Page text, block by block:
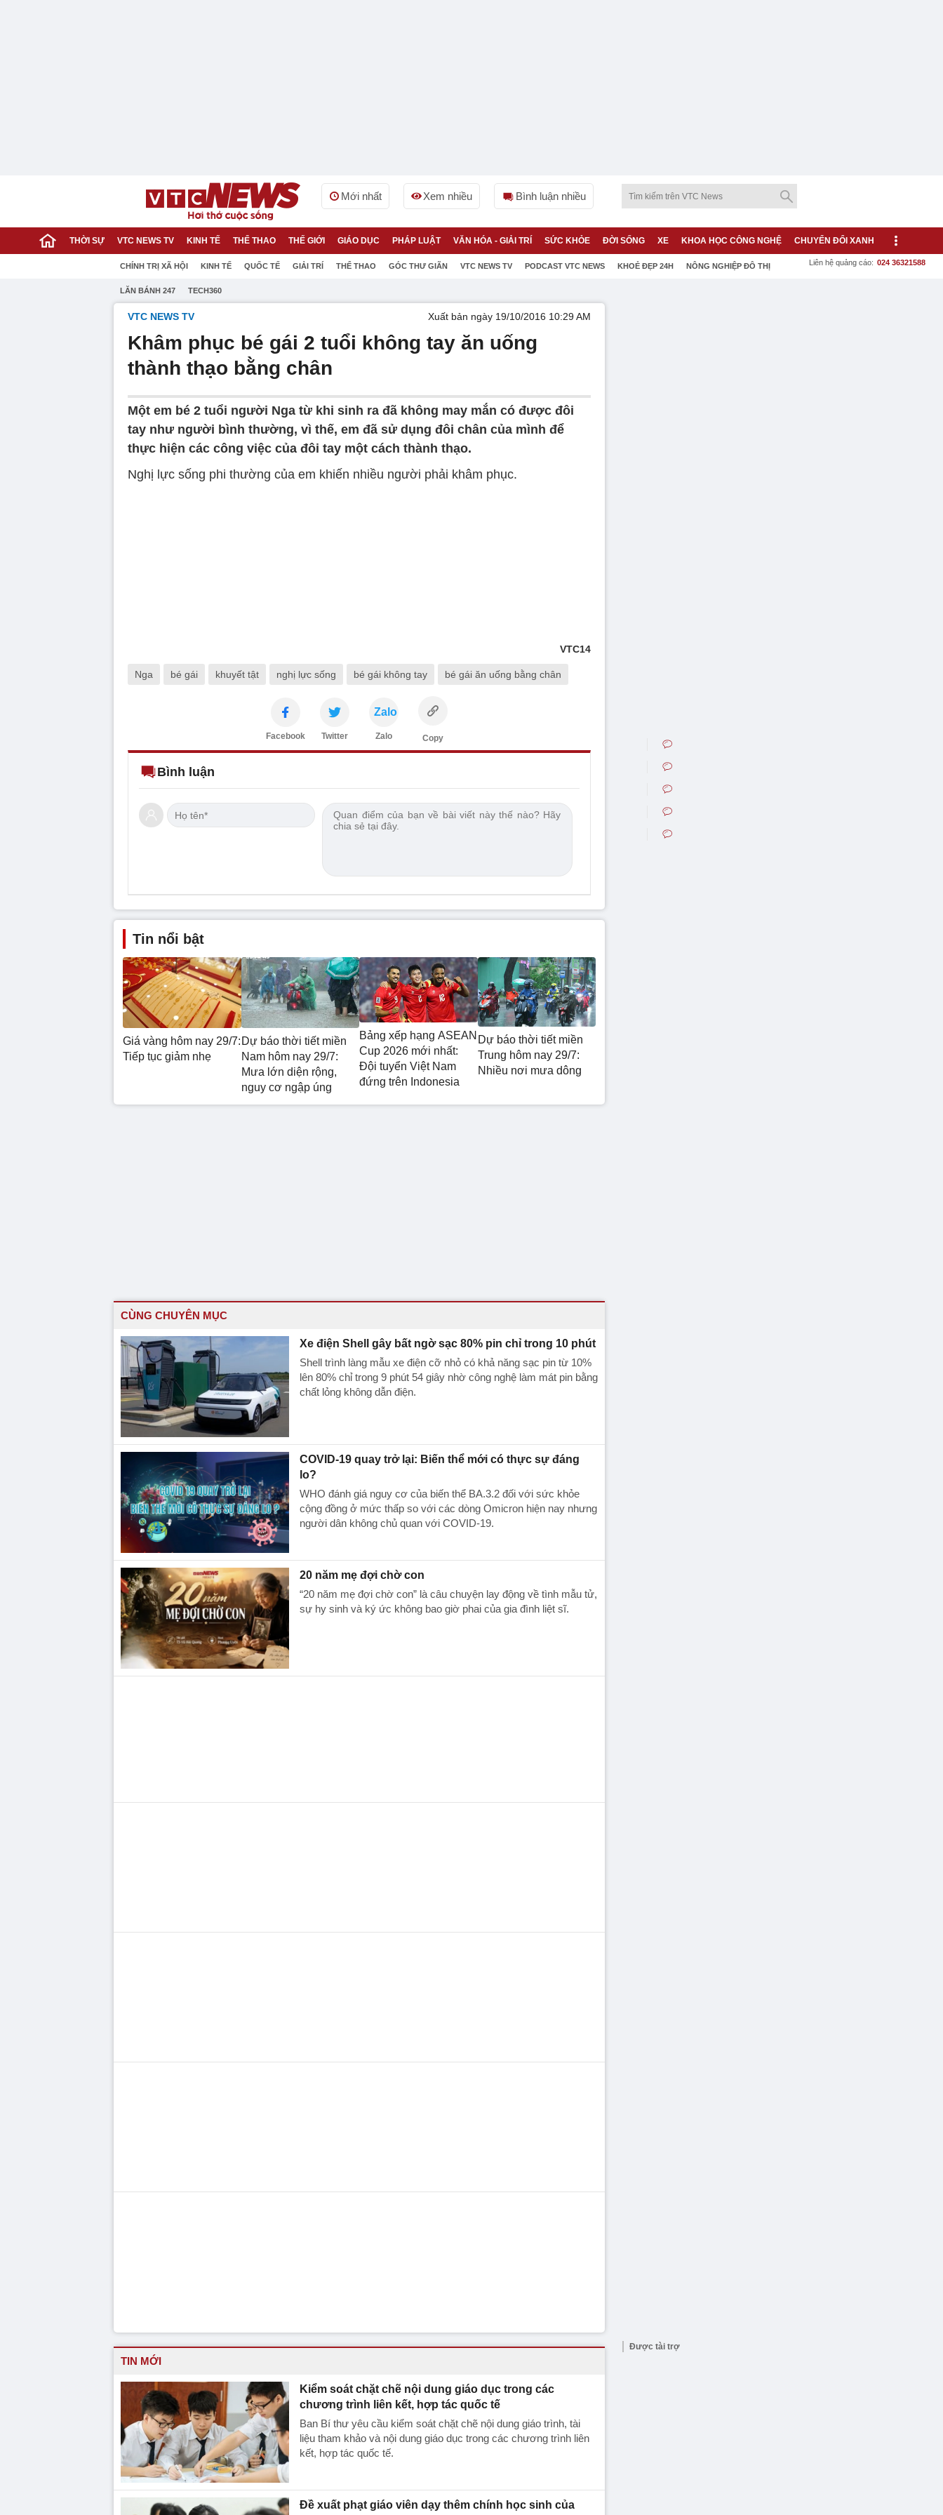
Mới nhất Xem nhiều Bình luận nhiều
THỜI SỰ VTC NEWS TV KINH TẾ THỂ THAO THẾ GIỚI GIÁO DỤC PHÁP LUẬT VĂN HÓA - GIẢI TRÍ SỨC KHỎE ĐỜI SỐNG XE KHOA HỌC CÔNG NGHỆ CHUYỂN ĐỔI XANH
CHÍNH TRỊ XÃ HỘI KINH TẾ QUỐC TẾ GIẢI TRÍ THỂ THAO GÓC THƯ GIÃN VTC NEWS TV PODCAST VTC NEWS KHOẺ ĐẸP 24H NÔNG NGHIỆP ĐÔ THỊ
LĂN BÁNH 247 TECH360
Liên hệ quảng cáo: 024 36321588
VTC NEWS TV Xuất bản ngày 19/10/2016 10:29 AM
Khâm phục bé gái 2 tuổi không tay ăn uống
thành thạo bằng chân
Một em bé 2 tuổi người Nga từ khi sinh ra đã không may mắn có được đôi
tay như người bình thường, vì thế, em đã sử dụng đôi chân của mình để
thực hiện các công việc của đôi tay một cách thành thạo.
Nghị lực sống phi thường của em khiến nhiều người phải khâm phục.
VTC14
Nga bé gái khuyết tật nghị lực sống bé gái không tay bé gái ăn uống bằng chân
Facebook Twitter
Zalo
Zalo Copy
Bình luận
Tin nổi bật
Giá vàng hôm nay 29/7:
Tiếp tục giảm nhẹ
Dự báo thời tiết miền
Nam hôm nay 29/7:
Mưa lớn diện rộng,
nguy cơ ngập úng
Bảng xếp hạng ASEAN
Cup 2026 mới nhất:
Đội tuyển Việt Nam
đứng trên Indonesia
Dự báo thời tiết miền
Trung hôm nay 29/7:
Nhiều nơi mưa dông
CÙNG CHUYÊN MỤC
Xe điện Shell gây bất ngờ sạc 80% pin chỉ trong 10 phút
Shell trình làng mẫu xe điện cỡ nhỏ có khả năng sạc pin từ 10%
lên 80% chỉ trong 9 phút 54 giây nhờ công nghệ làm mát pin bằng
chất lỏng không dẫn điện.
COVID-19 quay trở lại: Biến thể mới có thực sự đáng
lo?
WHO đánh giá nguy cơ của biến thể BA.3.2 đối với sức khỏe
cộng đồng ở mức thấp so với các dòng Omicron hiện nay nhưng
người dân không chủ quan với COVID-19.
20 năm mẹ đợi chờ con
“20 năm mẹ đợi chờ con” là câu chuyện lay động về tình mẫu tử,
sự hy sinh và ký ức không bao giờ phai của gia đình liệt sĩ.
TIN MỚI
Kiểm soát chặt chẽ nội dung giáo dục trong các
chương trình liên kết, hợp tác quốc tế
Ban Bí thư yêu cầu kiểm soát chặt chẽ nội dung giáo trình, tài
liệu tham khảo và nội dung giáo dục trong các chương trình liên
kết, hợp tác quốc tế.
Đề xuất phạt giáo viên dạy thêm chính học sinh của
Được tài trợ